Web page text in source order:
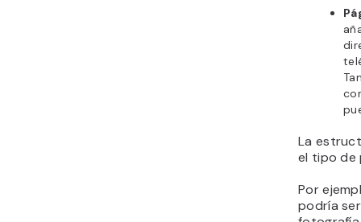
La
el tipo de
Por
podría